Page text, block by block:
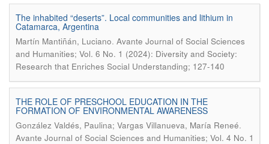
The inhabited “deserts”. Local communities and lithium in
Catamarca, Argentina
Martín Mantiñán, Luciano. Avante Journal of Social Sciences
and Humanities; Vol. 6 No. 1 (2024): Diversity and Society:
Research that Enriches Social Understanding; 127-140
THE ROLE OF PRESCHOOL EDUCATION IN THE
FORMATION OF ENVIRONMENTAL AWARENESS
González Valdés, Paulina; Vargas Villanueva, María Reneé.
Avante Journal of Social Sciences and Humanities; Vol. 4 No. 1